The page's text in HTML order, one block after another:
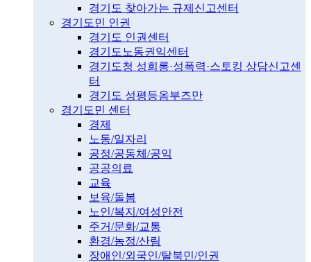
경기도 찾아가는 규제신고센터
경기도민 인권
경기도 인권센터
경기도노동권익센터
경기도청 성희롱·성폭력·스토킹 상담신고센
터
경기도 성평등옴부즈만
경기도민 센터
경제
노동/일자리
공정/공동체/공익
공공의료
교육
보육/돌봄
노인/복지/여성안전
주거/문화/교통
환경/농정/산림
장애인/외국인/탈북민/인권